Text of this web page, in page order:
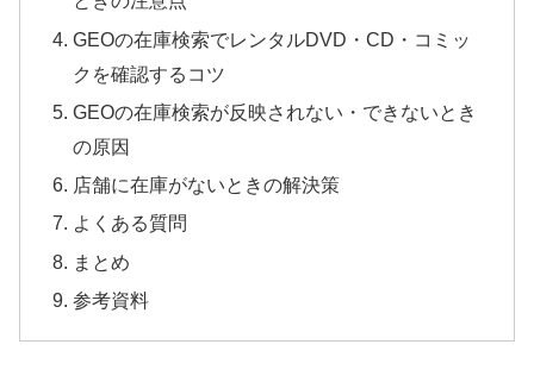
GEOの在庫検索でレンタルDVD・CD・コミッ
クを確認するコツ
GEOの在庫検索が反映されない・できないとき
の原因
店舗に在庫がないときの解決策
よくある質問
まとめ
参考資料